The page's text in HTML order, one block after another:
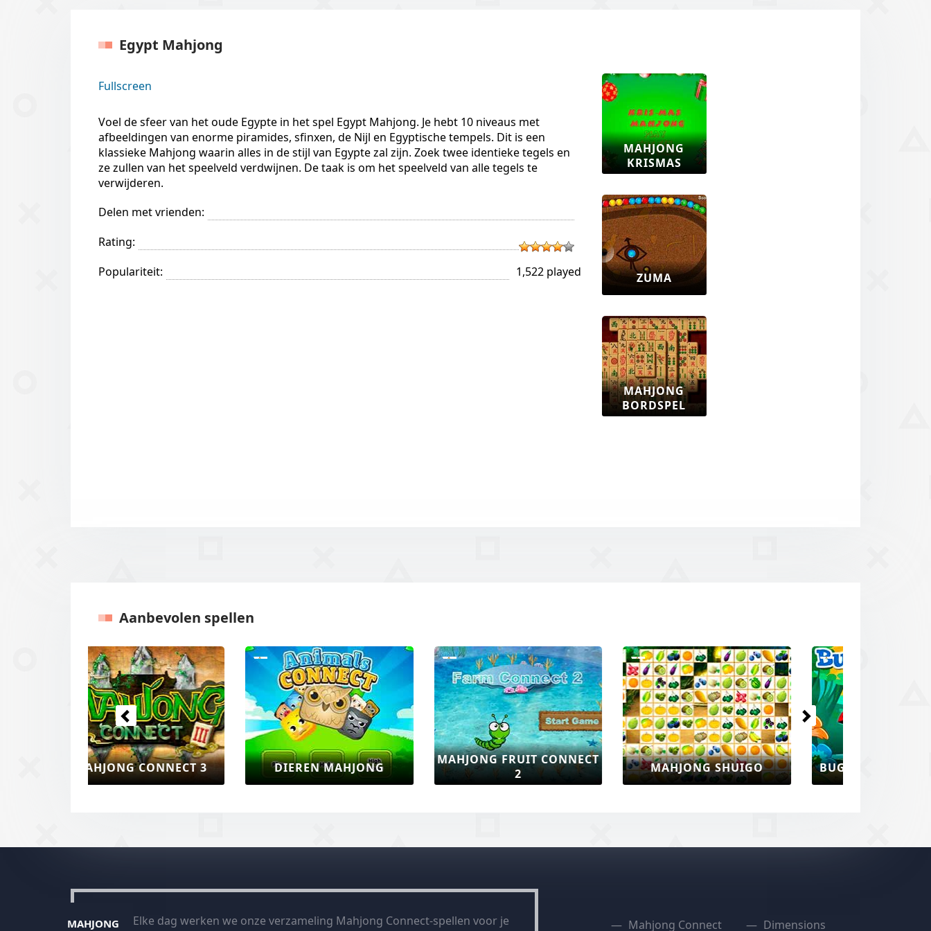
Egypt Mahjong
Fullscreen
Voel de sfeer van het oude Egypte in het spel Egypt Mahjong. Je hebt 10 niveaus met
afbeeldingen van enorme piramides, sfinxen, de Nijl en Egyptische tempels. Dit is een
klassieke Mahjong waarin alles in de stijl van Egypte zal zijn. Zoek twee identieke tegels en
ze zullen van het speelveld verdwijnen. De taak is om het speelveld van alle tegels te
verwijderen.
Delen met vrienden:
Rating:
Populariteit:
1,522 played
MAHJONG
KRISMAS
ZUMA
MAHJONG
BORDSPEL
Aanbevolen spellen
DIEREN MAHJONG
MAHJONG FRUIT CONNECT
2
MAHJONG SHUIGO BUG CONNECT MAHJONG
Vorige Volgende
MAHJONG
Elke dag werken we onze verzameling Mahjong Connect-spellen voor je
Mahjong Connect Dimensions